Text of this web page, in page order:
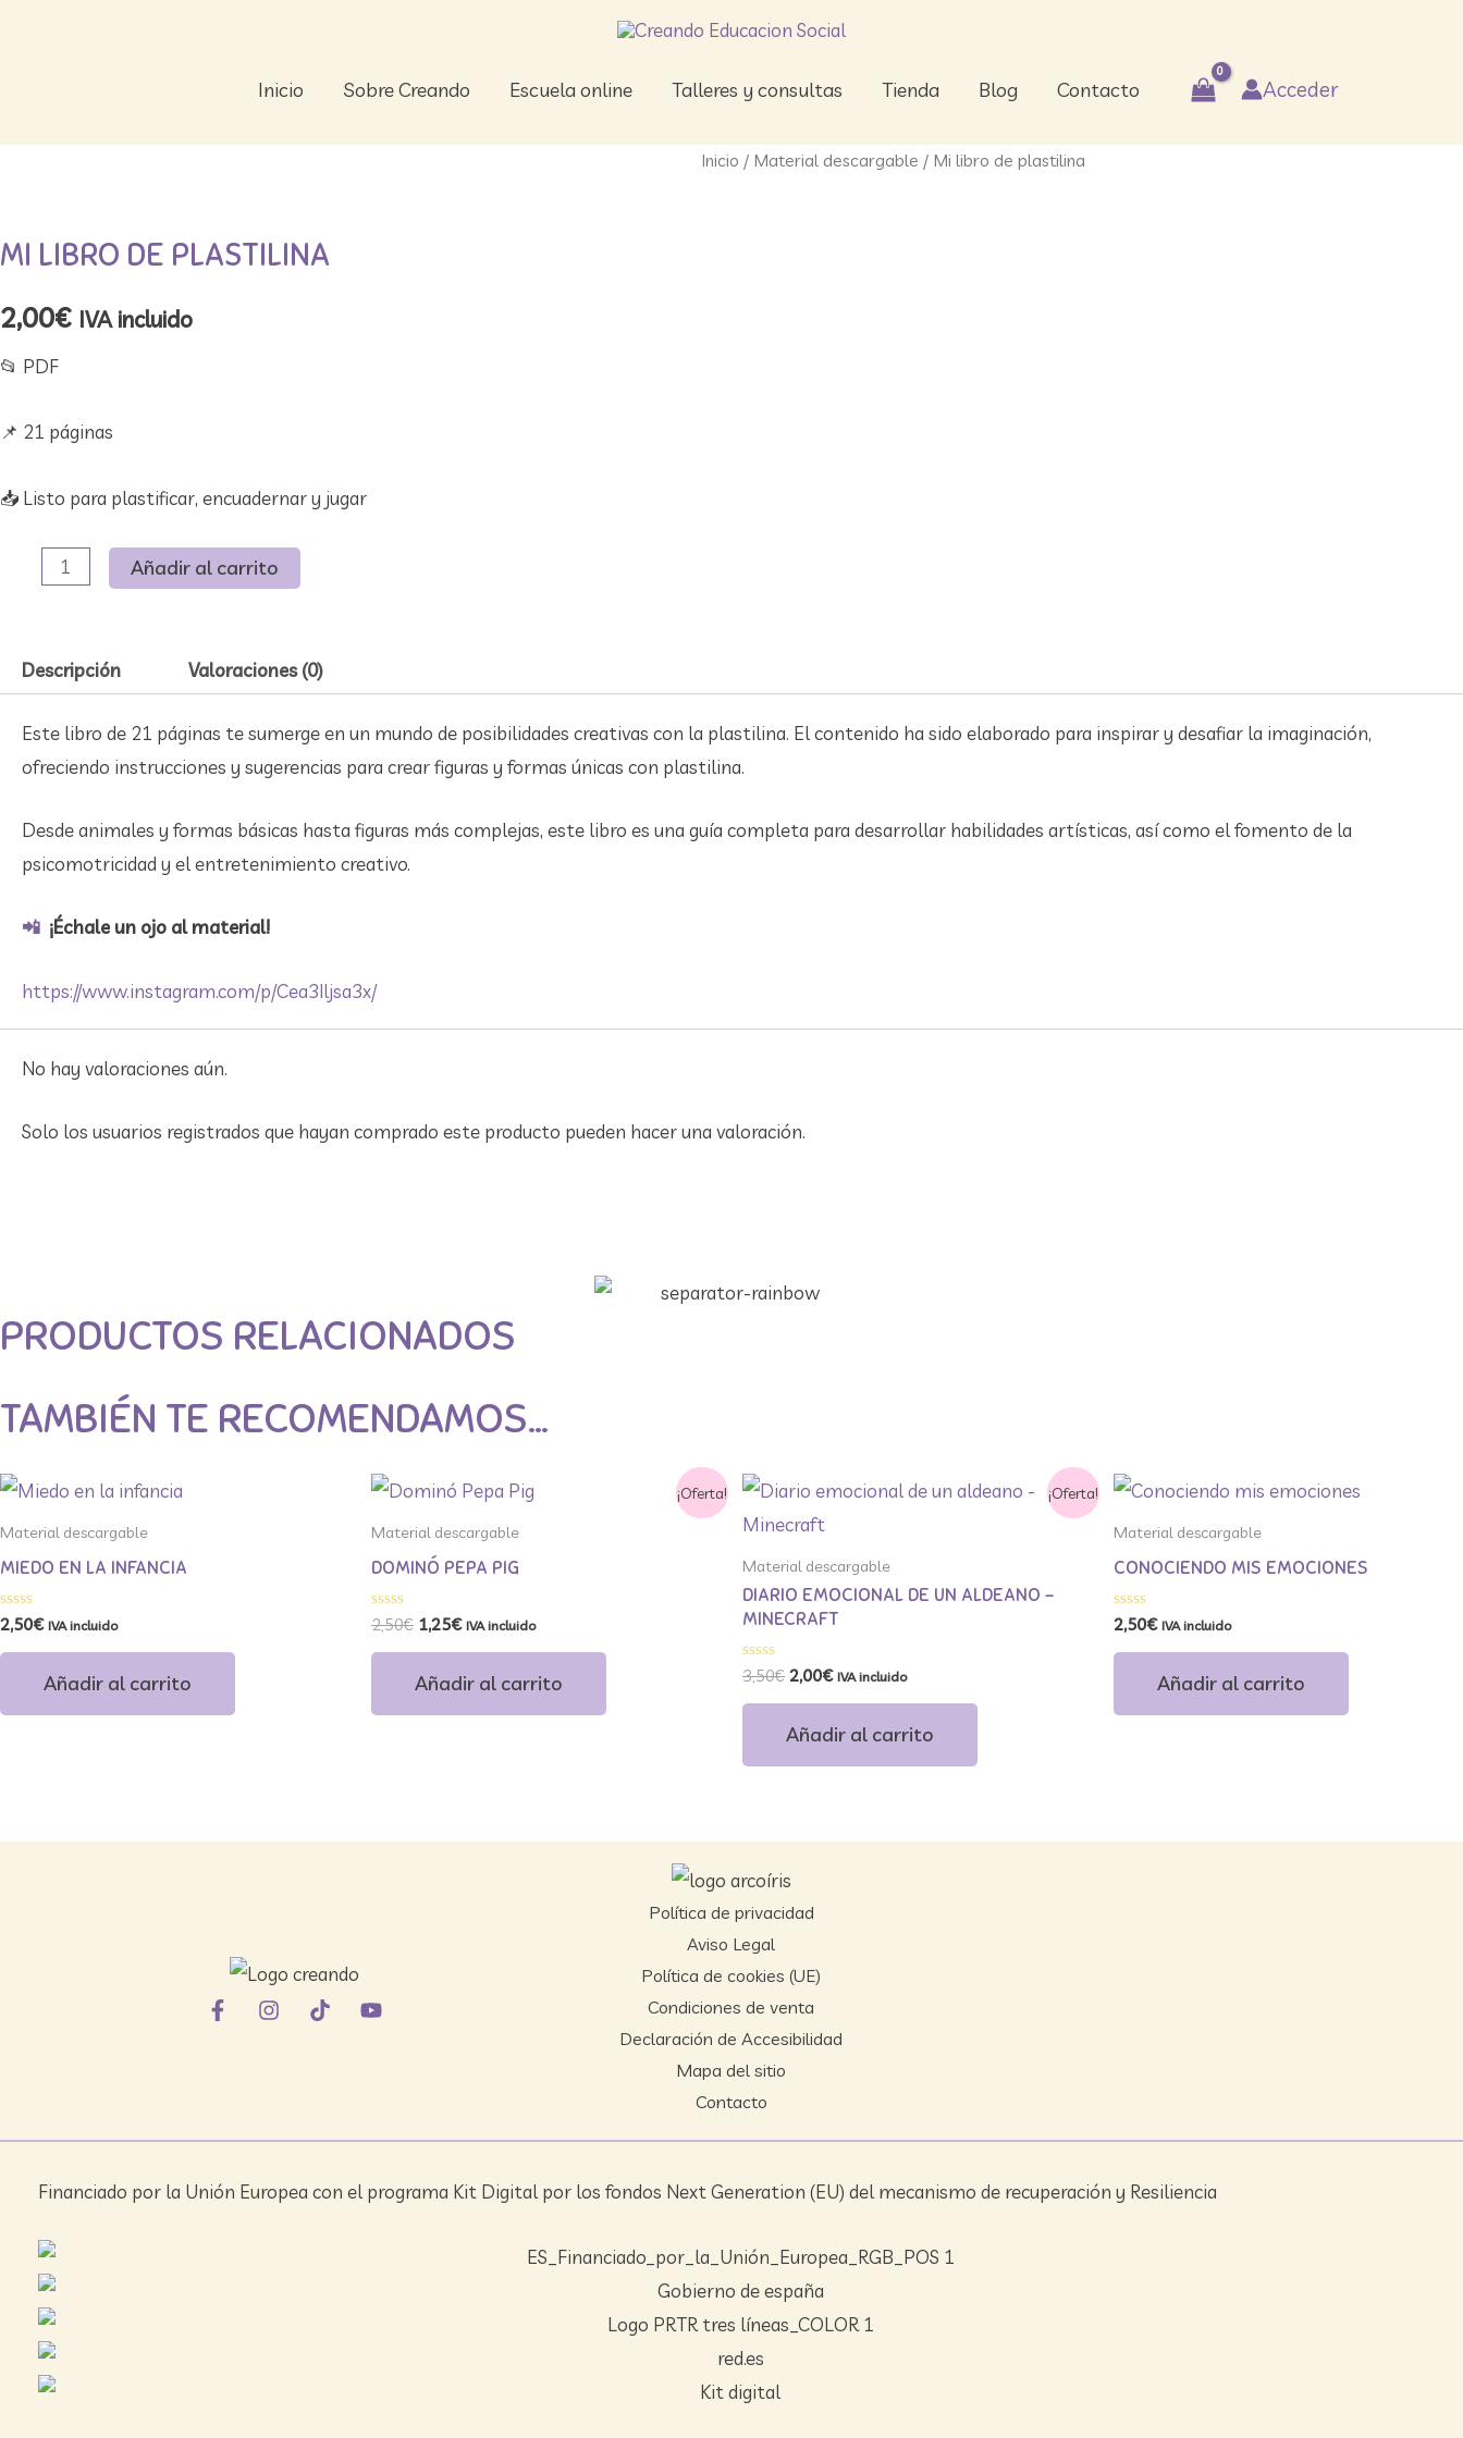
Inicio Sobre Creando Escuela online Talleres y consultas Tienda Blog Contacto Acceder
Inicio / Material descargable / Mi libro de plastilina
MI LIBRO DE PLASTILINA
2,00€ IVA incluido
📂​ PDF
📌​ 21 páginas
📥​ Listo para plastificar, encuadernar y jugar
plastilina
Añadir al carrito
Descripción Valoraciones (0)
Este libro de 21 páginas te sumerge en un mundo de posibilidades creativas con la plastilina. El contenido ha sido elaborado para inspirar y desafiar la imaginación,
ofreciendo instrucciones y sugerencias para crear figuras y formas únicas con plastilina.
Desde animales y formas básicas hasta figuras más complejas, este libro es una guía completa para desarrollar habilidades artísticas, así como el fomento de la
psicomotricidad y el entretenimiento creativo.
📲​ ​ ¡Échale un ojo al material!
https://www.instagram.com/p/Cea3Iljsa3x/
No hay valoraciones aún.
Solo los usuarios registrados que hayan comprado este producto pueden hacer una valoración.
PRODUCTOS RELACIONADOS
TAMBIÉN TE RECOMENDAMOS…
Material descargable
MIEDO EN LA INFANCIA
Valorado
con
0
2,50€ IVA incluido
Añadir al carrito
¡Oferta!
Material descargable
DOMINÓ PEPA PIG
Valorado
con
0
2,50€
El
precio
original
2,50€.
1,25€
El
precio
actual
1,25€.
IVA incluido
Añadir al carrito
¡Oferta!
Material descargable
DIARIO EMOCIONAL DE UN ALDEANO –
MINECRAFT
Valorado
con
0
3,50€
El
precio
original
3,50€.
2,00€
El
precio
2,00€.
IVA incluido
Añadir al carrito
Material descargable
CONOCIENDO MIS EMOCIONES
Valorado
con
0
2,50€ IVA incluido
Añadir al carrito
Política de privacidad
Aviso Legal
Política de cookies (UE)
Condiciones de venta
Declaración de Accesibilidad
Mapa del sitio
Contacto
Financiado por la Unión Europea con el programa Kit Digital por los fondos Next Generation (EU) del mecanismo de recuperación y Resiliencia